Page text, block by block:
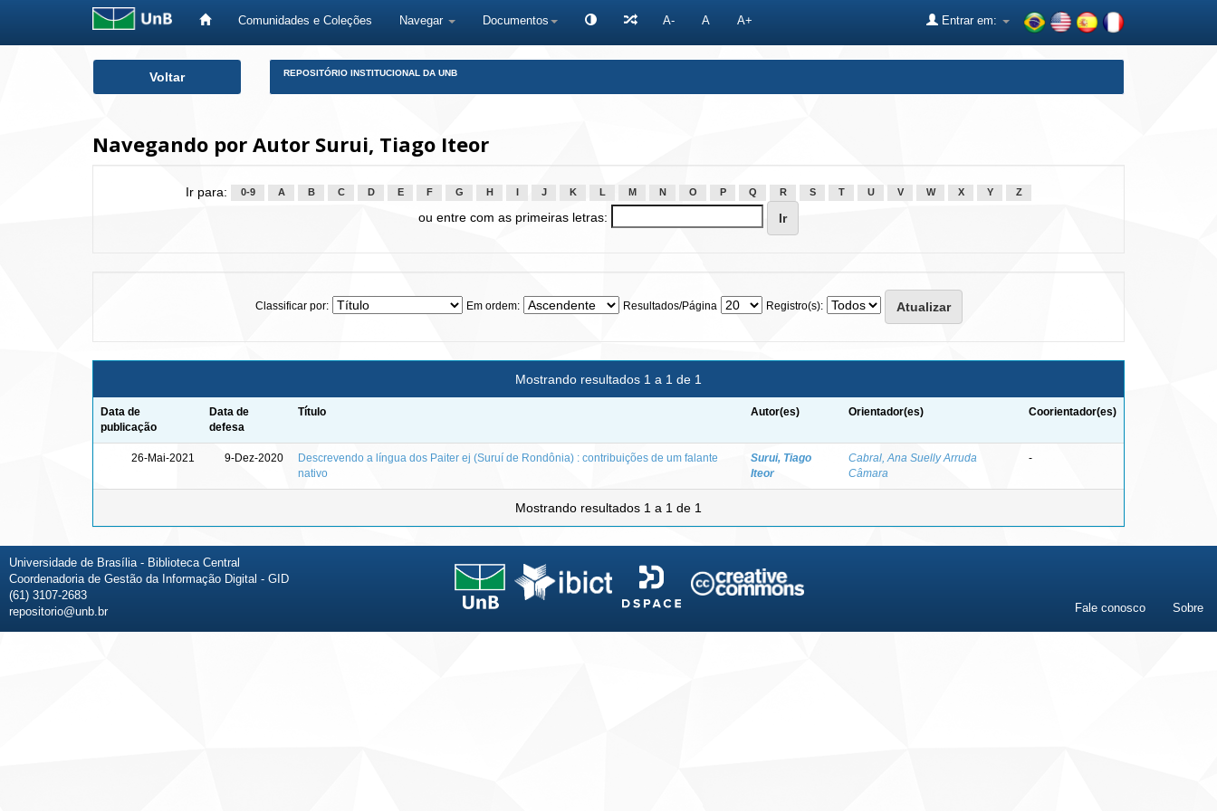
Comunidades e Coleções Navegar Documentos A- A A+ Entrar em:
Voltar REPOSITÓRIO INSTITUCIONAL DA UNB
Navegando por Autor Surui, Tiago Iteor
Ir para: 0-9 A B C D E F G H J K L M N O P Q R S T U V W X Y Z
ou entre com as primeiras letras:
Classificar por: Em ordem: Resultados/Página Registro(s):
Mostrando resultados 1 a 1 de 1
Data de
publicação
Data de
defesa
Título Autor(es) Orientador(es) Coorientador(es)
26-Mai-2021 9-Dez-2020
Descrevendo a língua dos Paiter ej (Suruí de Rondônia) : contribuições de um falante
nativo
Surui, Tiago
Iteor
Cabral, Ana Suelly Arruda
Câmara
-
Mostrando resultados 1 a 1 de 1
Universidade de Brasília - Biblioteca Central
Coordenadoria de Gestão da Informação Digital - GID
(61) 3107-2683
repositorio@unb.br
Fale conosco Sobre